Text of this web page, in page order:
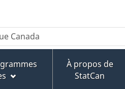
À propos de
StatCan